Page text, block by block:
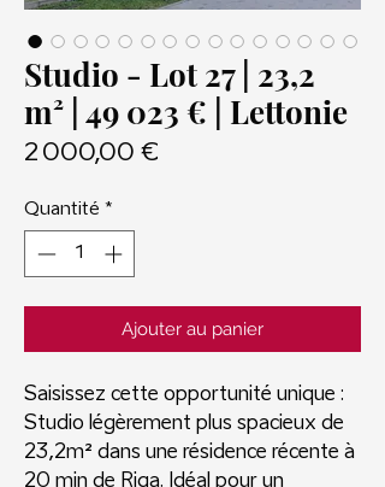
Studio - Lot 27 | 23,2
m² | 49 023 € | Lettonie
2 000,00 €
Quantité *
Ajouter au panier
Saisissez cette opportunité unique :
Studio légèrement plus spacieux de
23,2m² dans une résidence récente à
20 min de Riga. Idéal pour un